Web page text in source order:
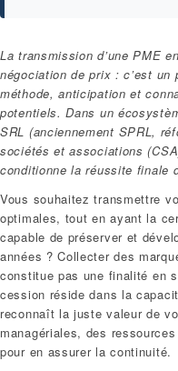
La transmission d’une PME
négociation de prix : c’est
méthode, anticipation et
potentiels. Dans un
SRL (anciennement SPRL,
sociétés et associations
conditionne la réussite finale
Vous souhaitez transmettre
optimales, tout en ayant la
capable de préserver et
années ? Collecter des
constitue pas une finalité en
cession réside dans la
reconnaît la juste valeur de
managériales, des
pour en assurer la continuité.